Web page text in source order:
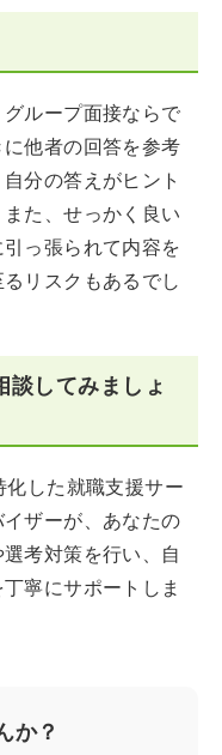
ループ面接ならで
他者の回答を参考
分の答えがヒント
た、せっかく良い
っ張られて内容を
リスクもあるでし
談してみましょ
化した就職支援サー
ザーが、あなたの
考対策を行い、自
寧にサポートしま
か？